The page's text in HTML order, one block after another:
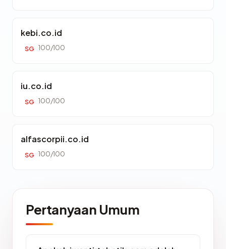
kebi.co.id
SG 100/100
iu.co.id
SG 100/100
alfascorpii.co.id
SG 100/100
Pertanyaan Umum